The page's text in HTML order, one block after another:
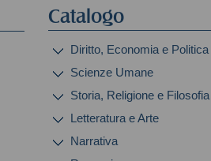
Catalogo
Diritto, Economia e Politica
Scienze Umane
Storia, Religione e Filosofia
Letteratura e Arte
Narrativa